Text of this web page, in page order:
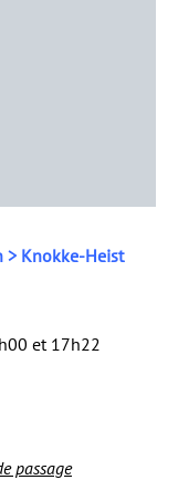
> Knokke-Heist
et 17h22
passage